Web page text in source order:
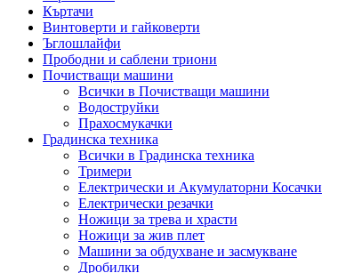
Къртачи
Винтоверти и гайковерти
Ъглошлайфи
Прободни и саблени триони
Почистващи машини
Всички в Почистващи машини
Водоструйки
Прахосмукачки
Градинска техника
Всички в Градинска техника
Тримери
Електрически и Акумулаторни Косачки
Електрически резачки
Ножици за трева и храсти
Ножици за жив плет
Машини за обдухване и засмукване
Дробилки